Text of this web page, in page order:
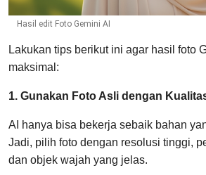
Hasil edit Foto Gemini AI
Lakukan tips berikut ini agar hasil foto
maksimal:
1. Gunakan Foto Asli dengan
AI hanya bisa bekerja sebaik bahan
Jadi, pilih foto dengan resolusi tinggi,
dan objek wajah yang jelas.